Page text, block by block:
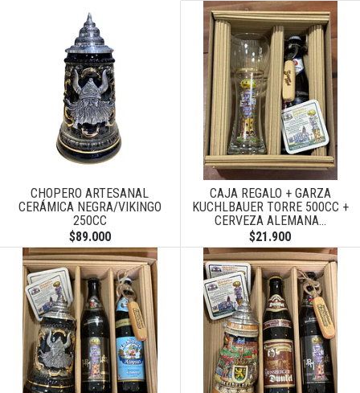
CHOPERO ARTESANAL
CERÁMICA NEGRA/VIKINGO
250CC
$89.000
CAJA REGALO + GARZA
KUCHLBAUER TORRE 500CC +
CERVEZA ALEMANA...
$21.900